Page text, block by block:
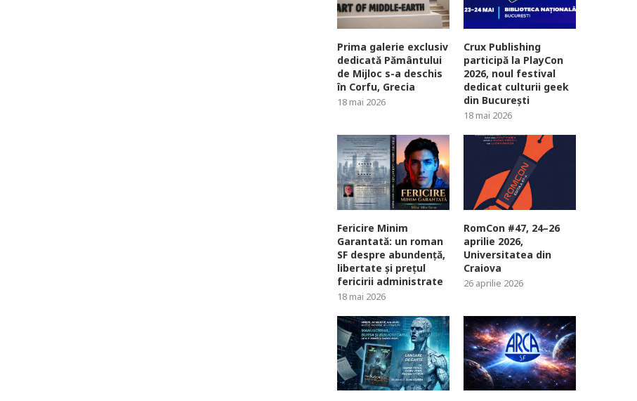
Prima galerie exclusiv
dedicată Pământului
de Mijloc s-a deschis
în Corfu, Grecia
18 mai 2026
Crux Publishing
participă la PlayCon
2026, noul festival
dedicat culturii geek
din București
18 mai 2026
Fericire Minim
Garantată: un roman
SF despre abundență,
libertate și prețul
fericirii administrate
18 mai 2026
RomCon #47, 24–26
aprilie 2026,
Universitatea din
Craiova
26 aprilie 2026